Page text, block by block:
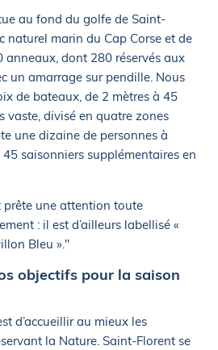
au fond du golfe de Saint-
naturel marin du Cap Corse et de
anneaux, dont 280 réservés aux
un amarrage sur pendille. Nous
de bateaux, de 2 mètres à 45
vaste, divisé en quatre zones
une dizaine de personnes à
45 saisonniers supplémentaires en
prête une attention toute
: il est d’ailleurs labellisé «
Bleu »."
objectifs pour la saison
d’accueillir au mieux les
la Nature. Saint-Florent se